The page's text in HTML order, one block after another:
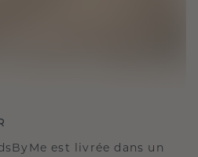
est livrée dans un